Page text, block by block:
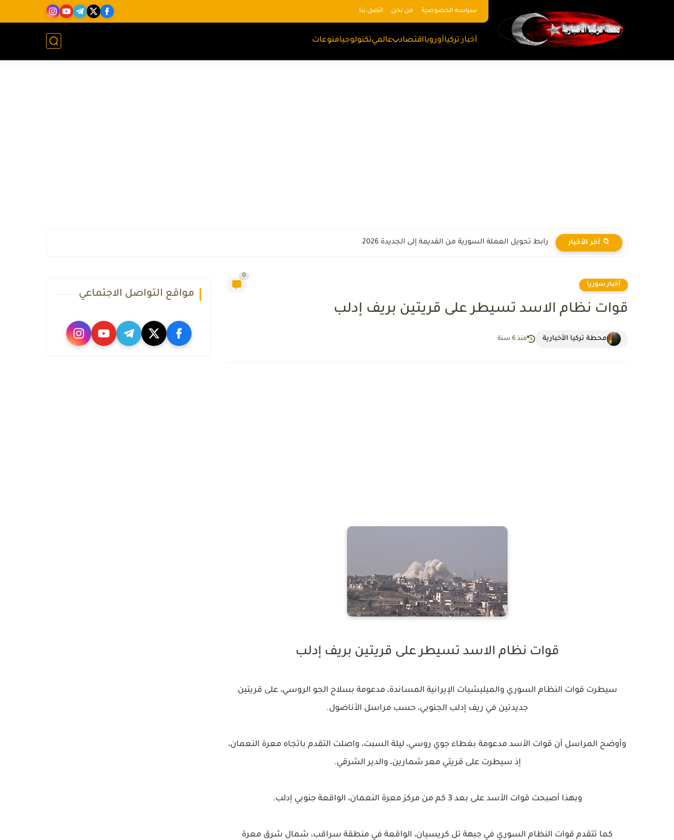
سياسه الخصوصية من نحن اتصل بنا
أخبار تركياأوروبااقتصاد عالميتكنولوجيامنوعات
📁 آخر الأخبار رابط تحويل العملة السورية من القديمة إلى الجديدة 2026
أخبار سوريا
0
قوات نظام الاسد تسيطر على قريتين بريف إدلب
محطة تركيا الأخبارية منذ 6 سنة
قوات نظام الاسد تسيطر على قريتين بريف إدلب
سيطرت قوات النظام السوري والميليشيات الإيرانية المساندة، مدعومة بسلاح الجو الروسي، على قريتين
جديدتين في ريف إدلب الجنوبي، حسب مراسل الأناضول.
وأوضح المراسل أن قوات الأسد مدعومة بغطاء جوي روسي، ليلة السبت، واصلت التقدم باتجاه معرة النعمان،
إذ سيطرت على قريتي معر شمارين، والدير الشرقي.
وبهذا أصبحت قوات الأسد على بعد 3 كم من مركز معرة النعمان، الواقعة جنوبي إدلب.
كما تتقدم قوات النظام السوري في جبهة تل كريسيان، الواقعة في منطقة سراقب، شمال شرق معرة
مواقع التواصل الاجتماعي